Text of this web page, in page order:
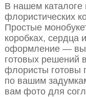
В нашем каталоге
флористических
Простые
коробках, сердца
оформление —
готовых решений
флористы готовы
по вашим
вам фото для